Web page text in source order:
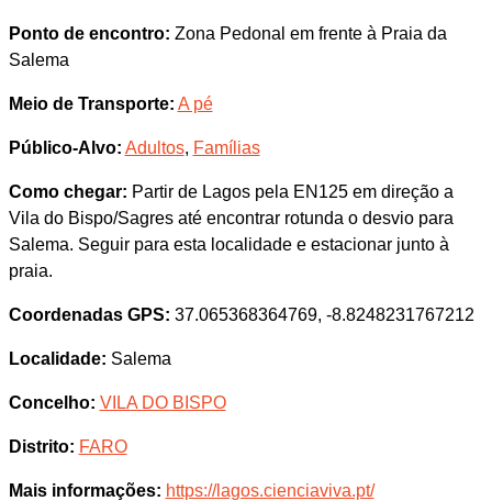
Ponto de encontro: Zona Pedonal em frente à Praia da
Salema
Meio de Transporte: A pé
Público-Alvo: Adultos, Famílias
Como chegar: Partir de Lagos pela EN125 em direção a
Vila do Bispo/Sagres até encontrar rotunda o desvio para
Salema. Seguir para esta localidade e estacionar junto à
praia.
Coordenadas GPS: 37.065368364769, -8.8248231767212
Localidade: Salema
Concelho: VILA DO BISPO
Distrito: FARO
Mais informações: https://lagos.cienciaviva.pt/